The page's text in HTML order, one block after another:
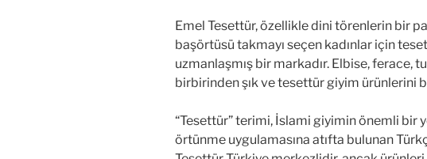
Emel Tesettür, özellikle dini törenlerin bir
başörtüsü takmayı seçen kadınlar için
uzmanlaşmış bir markadır. Elbise, ferace,
birbirinden şık ve tesettür giyim ürünlerini
“Tesettür” terimi, İslami giyimin önemli bir
örtünme uygulamasına atıfta bulunan